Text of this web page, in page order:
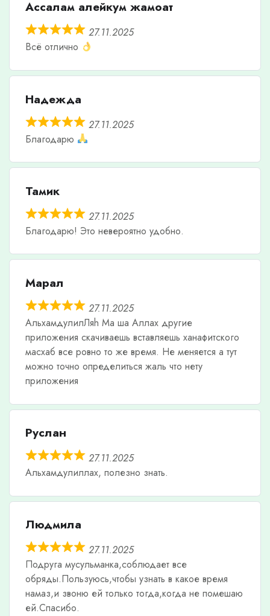
Ассалам алейкум жамоат
27.11.2025
Всё отлично
Надежда
27.11.2025
Благодарю
Тамик
27.11.2025
Благодарю! Это невероятно удобно.
Марал
27.11.2025
АльхамдулилЛяh Ма ша Аллах другие
приложения скачиваешь вставляешь ханафитского
масхаб все ровно то же время. Не меняется а тут
можно точно определиться жаль что нету
приложения
Руслан
27.11.2025
Альхамдулиллах, полезно знать.
Людмила
27.11.2025
Подруга мусульманка,соблюдает все
обряды.Пользуюсь,чтобы узнать в какое время
намаз,и звоню ей только тогда,когда не помешаю
ей.Спасибо.